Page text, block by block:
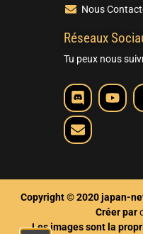
Nous
Réseaux
Tu peux nous
Copyright © 2020 japan-
Créer par
Les images sont la